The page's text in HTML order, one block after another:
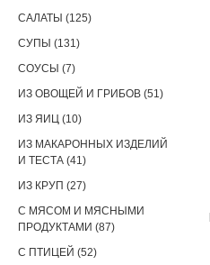
САЛАТЫ (125)
СУПЫ (131)
СОУСЫ (7)
ИЗ ОВОЩЕЙ И ГРИБОВ (51)
ИЗ ЯИЦ (10)
ИЗ МАКАРОННЫХ ИЗДЕЛИЙ
И ТЕСТА (41)
ИЗ КРУП (27)
С МЯСОМ И МЯСНЫМИ
ПРОДУКТАМИ (87)
С ПТИЦЕЙ (52)